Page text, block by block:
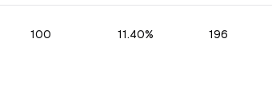
100 11.40% 196